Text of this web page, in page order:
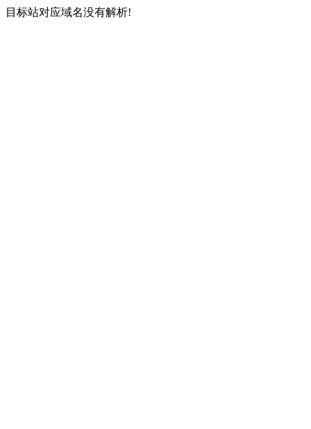
目标站对应域名没有解析!